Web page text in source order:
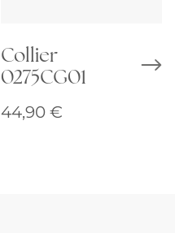
Collier
0275CG01
44,90 €